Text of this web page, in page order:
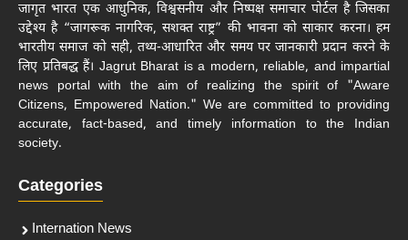
जागृत भारत एक आधुनिक, विश्वसनीय और निष्पक्ष समाचार पोर्टल है जिसका
उद्देश्य है “जागरूक नागरिक, सशक्त राष्ट्र” की भावना को साकार करना। हम
भारतीय समाज को सही, तथ्य-आधारित और समय पर जानकारी प्रदान करने के
लिए प्रतिबद्ध हैं। Jagrut Bharat is a modern, reliable, and impartial
news portal with the aim of realizing the spirit of "Aware
Citizens, Empowered Nation." We are committed to providing
accurate, fact-based, and timely information to the Indian
society.
Categories
Internation News